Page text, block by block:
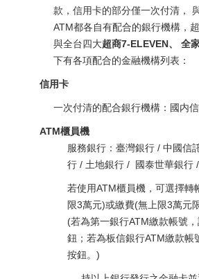
款，信用卡的部分僅一次付清，
ATM都各自有配合的銀行機構，
與全台四大超商7-ELEVEN、 全
下有各項配合的金融機構列表：
信用卡
一次付清的配合銀行機構：國内
ATM櫃員機
服務銀行：臺灣銀行 / 中國信
行 / 土地銀行 / 國泰世華銀行
若使用ATM櫃員機，可選擇轉
限3萬元)或繳費(無上限3萬元
(若為第一銀行ATM繳款帳號
鈕；若為板信銀行ATM繳款帳
按鈕。)